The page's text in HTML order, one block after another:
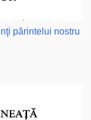
părintelui nostru